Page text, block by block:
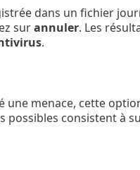
dans un fichier
surannuler. Les
.
une menace, cette
possibles consistent à